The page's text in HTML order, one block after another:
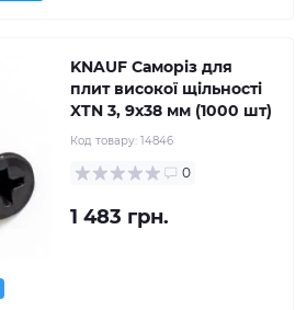
KNAUF Саморіз для
плит високої щільності
XTN 3, 9x38 мм (1000 шт)
Код товару: 14846
0
1 483 грн.